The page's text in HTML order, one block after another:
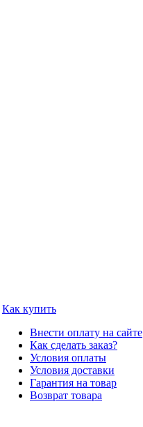
Как купить
Внести оплату на сайте
Как сделать заказ?
Условия оплаты
Условия доставки
Гарантия на товар
Возврат товара